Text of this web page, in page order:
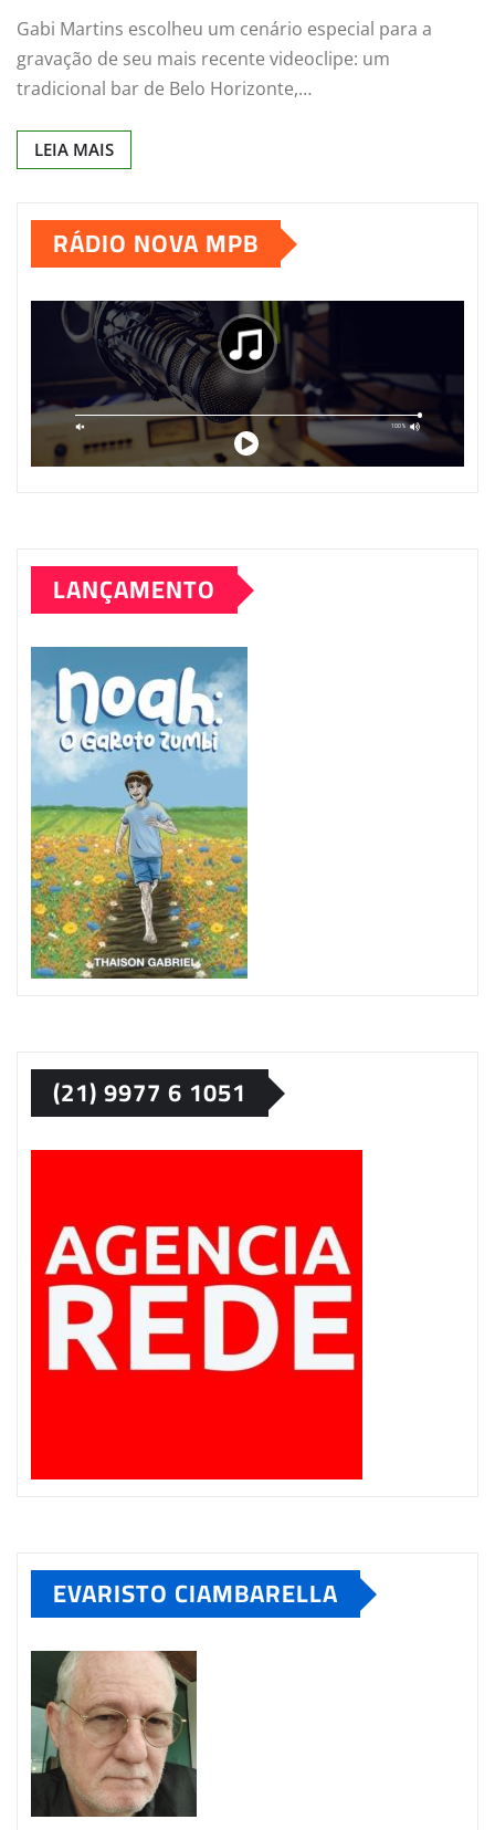
Gabi Martins escolheu um cenário especial para a
gravação de seu mais recente videoclipe: um
tradicional bar de Belo Horizonte,…
LEIA MAIS
RÁDIO NOVA MPB
LANÇAMENTO
(21) 9977 6 1051
EVARISTO CIAMBARELLA